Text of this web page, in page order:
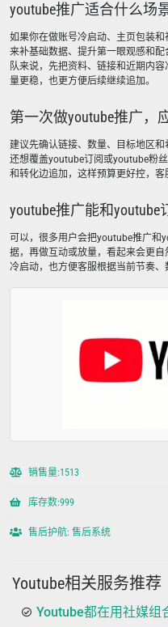
youtube推广适合什么场
如果你在做账号冷启动、主页包装
来补基础数据、提升第一眼观感和
队来说，先把资料、链接和近期内
量更稳，也更方便后续继续追加。
第一次做youtube推广，
建议先确认链接、数量、目标地区
还想覆盖youtube订阅或youtube粉
和转化边追加，这样预算更好控，客
youtube推广能和youtube
可以，很多用户会把youtube推广和
据，再做互动或放量，看起来会更
冷启动，也方便客服根据当前节奏、
销售量:1513
库存数:999
售后护航: 售后系统
Youtube相关服务推荐
Youtube都在用社媒组